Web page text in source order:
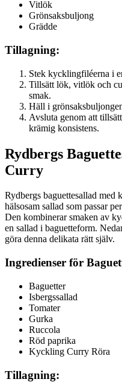
Vitlök
Grönsaksbuljong
Grädde
Tillagning:
Stek kycklingfiléerna i
Tillsätt lök, vitlök och
smak.
Häll i
Avsluta genom att
krämig konsistens.
Rydbergs
Curry
Rydbergs baguettesallad
hälsosam sallad som passar
Den kombinerar smaken av
en sallad i baguetteform.
göra denna delikata rätt själv.
Ingredienser för
Baguetter
Isbergssallad
Tomater
Gurka
Ruccola
Röd paprika
Kyckling Curry Röra
Tillagning: